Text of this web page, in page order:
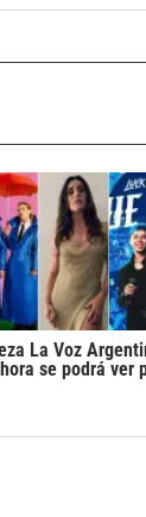
La Voz
se podrá ver